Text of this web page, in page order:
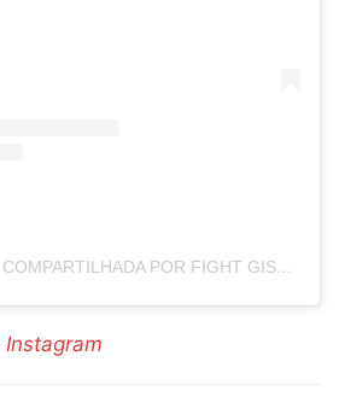
UMA PUBLICAÇÃO COMPARTILHADA POR FIGHT GIST MEDIA (@FIGHTGISTMEDIA)
Instagram